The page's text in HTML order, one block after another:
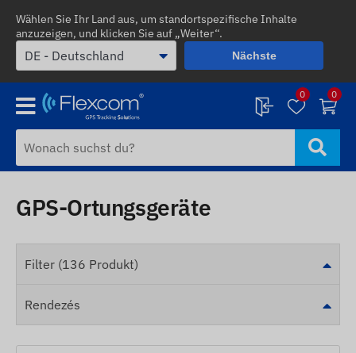
Wählen Sie Ihr Land aus, um standortspezifische Inhalte
anzuzeigen, und klicken Sie auf „Weiter“.
Nächste
0 0
GPS-Ortungsgeräte
Filter (136 Produkt)
Rendezés